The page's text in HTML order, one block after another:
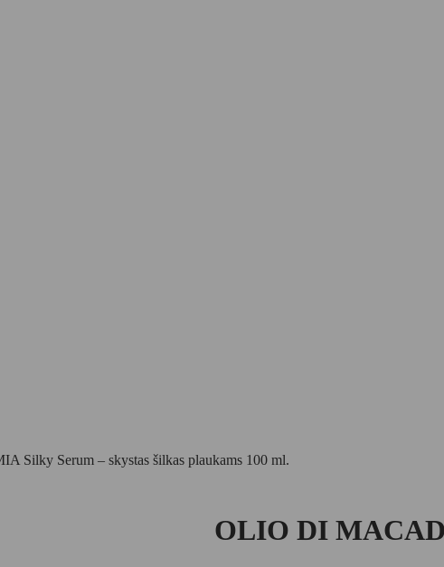
Silky Serum – skystas šilkas plaukams 100 ml.
OLIO DI